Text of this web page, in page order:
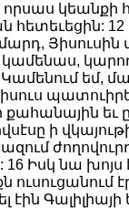
կեանքի
հետեւեցին:
Յիսուսին
եմ,
քահանային եւ
ի
16 Իսկ նա
ուսուցանում
Գալիլիայի